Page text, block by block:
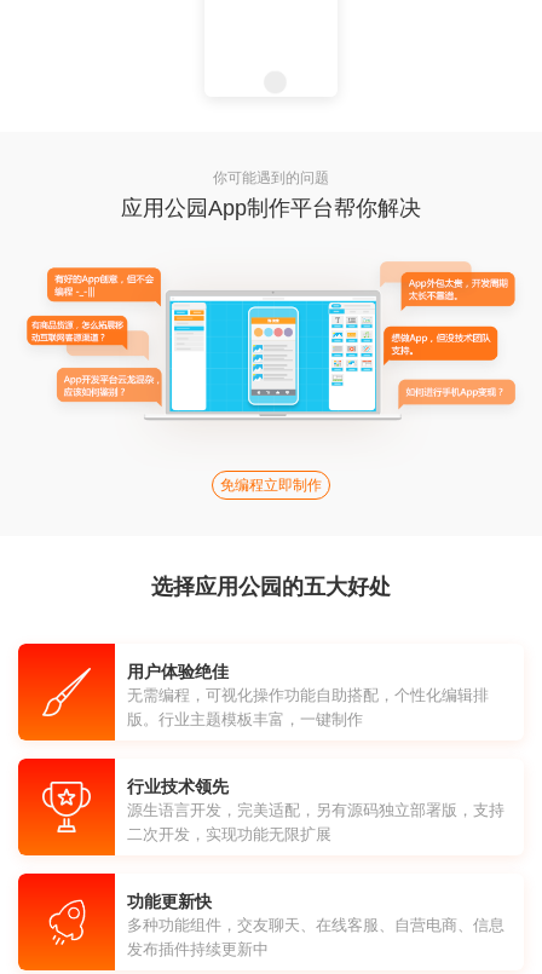
你可能遇到的问题
应用公园App制作平台帮你解决
免编程立即制作
选择应用公园的五大好处
用户体验绝佳
无需编程，可视化操作功能自助搭配，个性化编辑排
版。行业主题模板丰富，一键制作
行业技术领先
源生语言开发，完美适配，另有源码独立部署版，支持
二次开发，实现功能无限扩展
功能更新快
多种功能组件，交友聊天、在线客服、自营电商、信息
发布插件持续更新中